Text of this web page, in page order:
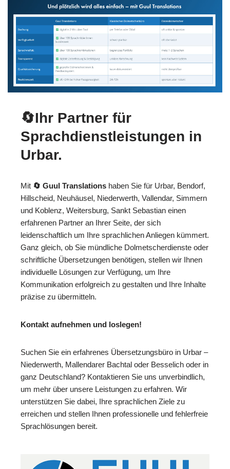
🔄Ihr Partner für
Sprachdienstleistungen in
Urbar.
Mit 🔄 Guul Translations haben Sie für Urbar, Bendorf,
Hillscheid, Neuhäusel, Niederwerth, Vallendar, Simmern
und Koblenz, Weitersburg, Sankt Sebastian einen
erfahrenen Partner an Ihrer Seite, der sich
leidenschaftlich um Ihre sprachlichen Anliegen kümmert.
Ganz gleich, ob Sie mündliche Dolmetscherdienste oder
schriftliche Übersetzungen benötigen, stellen wir Ihnen
individuelle Lösungen zur Verfügung, um Ihre
Kommunikation erfolgreich zu gestalten und Ihre Inhalte
präzise zu übermitteln.
Kontakt aufnehmen und loslegen!
Suchen Sie ein erfahrenes Übersetzungsbüro in Urbar –
Niederwerth, Mallendarer Bachtal oder Besselich oder in
ganz Deutschland? Kontaktieren Sie uns unverbindlich,
um mehr über unsere Leistungen zu erfahren. Wir
unterstützen Sie dabei, Ihre sprachlichen Ziele zu
erreichen und stellen Ihnen professionelle und fehlerfreie
Sprachlösungen bereit.